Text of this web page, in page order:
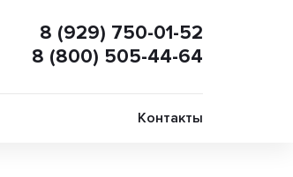
8 (929) 750-01-52
8 (800) 505-44-64
Контакты